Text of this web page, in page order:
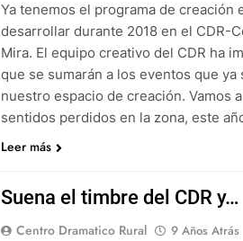
Ya tenemos el programa de creación
desarrollar durante 2018 en el CDR-
Mira. El equipo creativo del CDR ha
que se sumarán a los eventos que ya
nuestro espacio de creación. Vamos
sentidos perdidos en la zona, este
Leer más
Suena el timbre del CDR y…
Centro Dramatico Rural 9 Años Atrás